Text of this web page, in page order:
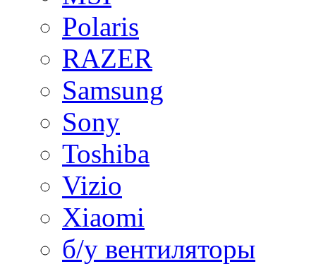
Polaris
RAZER
Samsung
Sony
Toshiba
Vizio
Xiaomi
б/у вентиляторы